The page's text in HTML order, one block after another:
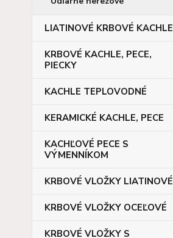
LIATINOVÉ KRBOVÉ KACHLE
KRBOVÉ KACHLE, PECE,
PIECKY
KACHLE TEPLOVODNÉ
KERAMICKÉ KACHLE, PECE
KACHĽOVÉ PECE S
VÝMENNÍKOM
KRBOVÉ VLOŽKY LIATINOVÉ
KRBOVÉ VLOŽKY OCEĽOVÉ
KRBOVÉ VLOŽKY S